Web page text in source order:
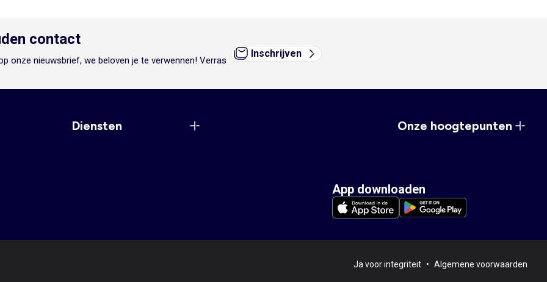
contact
onze nieuwsbrief, we beloven je te verwennen! Verras
Inschrijven
Diensten Onze hoogtepunten
App downloaden
Ja voor integriteit • Algemene voorwaarden